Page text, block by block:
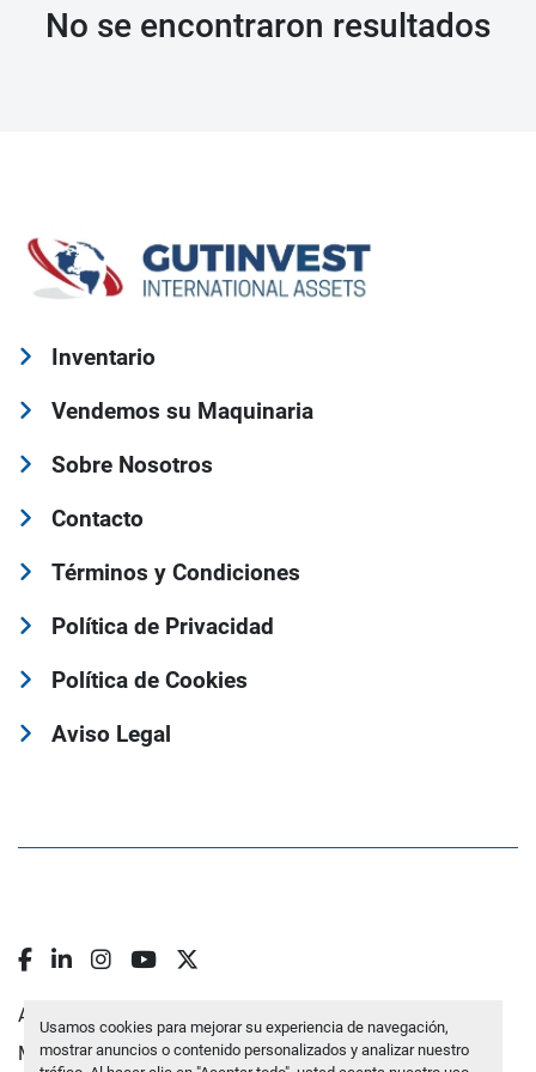
Usamos cookies para mejorar su experiencia de navegación,
mostrar anuncios o contenido personalizados y analizar nuestro
No se encontraron resultados
Inventario
Vendemos su Maquinaria
Sobre Nosotros
Contacto
Términos y Condiciones
Política de Privacidad
Política de Cookies
Aviso Legal
Administrar cookies
Machinio Systemsitio web deMachinio
facebook
linkedininstagram
youtube